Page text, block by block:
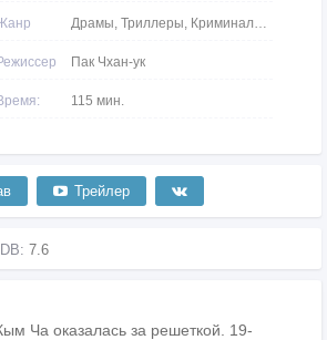
Драмы, Триллеры, Криминальные
Пак Чхан-ук
115 мин.
Трейлер
7.6
Ча оказалась за решеткой. 19-